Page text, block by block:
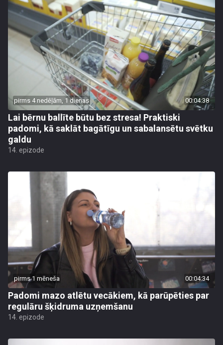
pirms 4 nedēļām, 1 dienas 00:04:38
Lai bērnu ballīte būtu bez stresa! Praktiski
padomi, kā saklāt bagātīgu un sabalansētu svētku
galdu
14. epizode
pirms 1 mēneša 00:04:34
Padomi mazo atlētu vecākiem, kā parūpēties par
regulāru šķidruma uzņemšanu
14. epizode